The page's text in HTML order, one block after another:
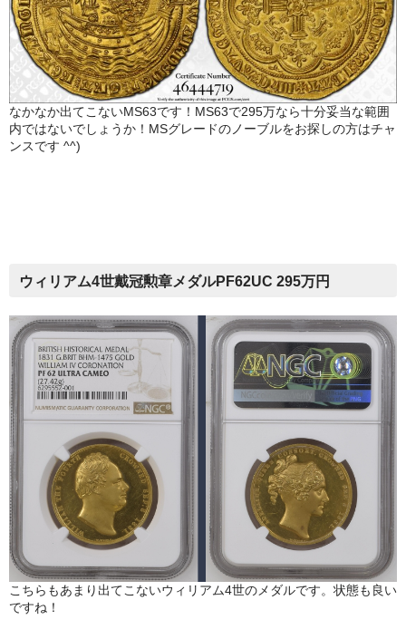
なかなか出てこないMS63です！MS63で295万なら十分妥当な範囲
内ではないでしょうか！MSグレードのノーブルをお探しの方はチャ
ンスです ^^)
ウィリアム4世戴冠勲章メダルPF62UC 295万円
こちらもあまり出てこないウィリアム4世のメダルです。状態も良い
ですね！